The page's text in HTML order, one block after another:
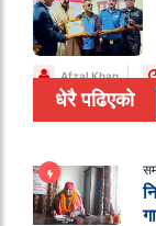
Afzal Khan
धेरै पढिएको